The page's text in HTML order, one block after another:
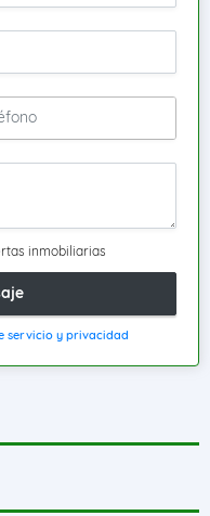
inmobiliarias
servicio y privacidad